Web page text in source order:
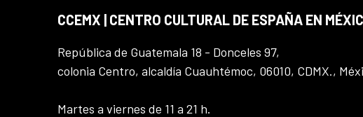
CCEMX | CENTRO CULTURAL DE ESPAÑA EN
República de Guatemala 18 - Donceles 97,
colonia Centro, alcaldía Cuauhtémoc, 06010, CDMX.,
Martes a viernes de 11 a 21 h.